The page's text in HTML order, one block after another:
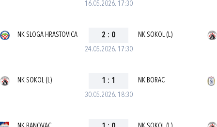
16.05.2026. 17:30
24.05.2026. 17:30
NK SLOGA HRASTOVICA 2 : 0 NK SOKOL (L)
30.05.2026. 18:30
NK SOKOL (L) 1 : 1 NK BORAC